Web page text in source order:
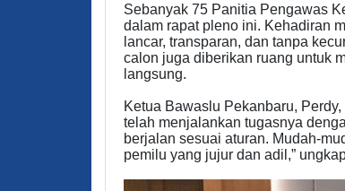
Sebanyak 75 Panitia Pengawas
dalam rapat pleno ini. Kehadiran
lancar, transparan, dan tanpa
calon juga diberikan ruang untuk
langsung.
Ketua Bawaslu Pekanbaru,
telah menjalankan tugasnya
berjalan sesuai aturan. Mudah-
pemilu yang jujur dan adil,”